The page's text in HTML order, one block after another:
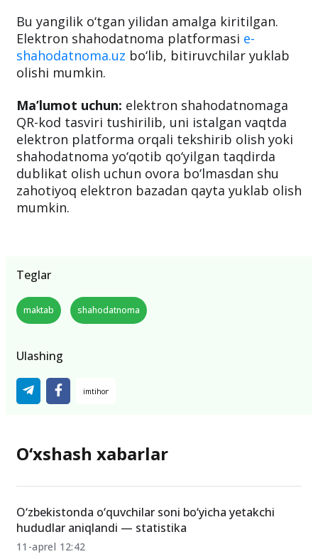
Bu yangilik o‘tgan yilidan amalga kiritilgan.
Elektron shahodatnoma platformasi e-
shahodatnoma.uz bo‘lib, bitiruvchilar yuklab
olishi mumkin.
Ma’lumot uchun: elektron shahodatnomaga
QR-kod tasviri tushirilib, uni istalgan vaqtda
elektron platforma orqali tekshirib olish yoki
shahodatnoma yo‘qotib qo‘yilgan taqdirda
dublikat olish uchun ovora bo‘lmasdan shu
zahotiyoq elektron bazadan qayta yuklab olish
mumkin.
Teglar
maktab shahodatnoma
Ulashing
O‘xshash xabarlar
O‘zbekistonda o‘quvchilar soni bo‘yicha yetakchi
hududlar aniqlandi — statistika
11-aprel 12:42